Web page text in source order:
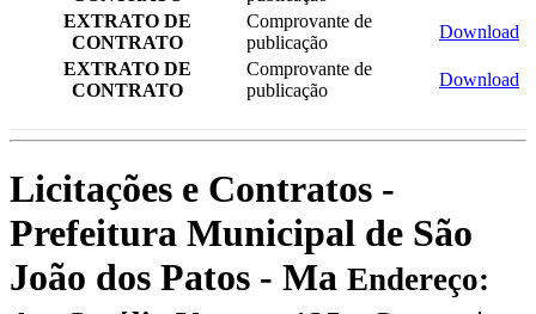
EXTRATO DE
CONTRATO
Comprovante de
publicação
Download
EXTRATO DE
CONTRATO
Comprovante de
publicação
Download
Licitações e Contratos -
Prefeitura Municipal de São
João dos Patos - Ma Endereço: